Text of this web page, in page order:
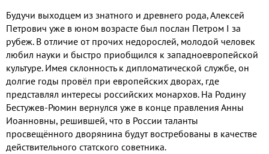
Будучи выходцем из знатного и древнего рода, Алексей
Петрович уже в юном возрасте был послан Петром I за
рубеж. В отличие от прочих недорослей, молодой человек
любил науки и быстро приобщился к западноевропейской
культуре. Имея склонность к дипломатической службе, он
долгие годы провёл при европейских дворах, где
представлял интересы российских монархов. На Родину
Бестужев-Рюмин вернулся уже в конце правления Анны
Иоанновны, решившей, что в России таланты
просвещённого дворянина будут востребованы в качестве
действительного статского советника.